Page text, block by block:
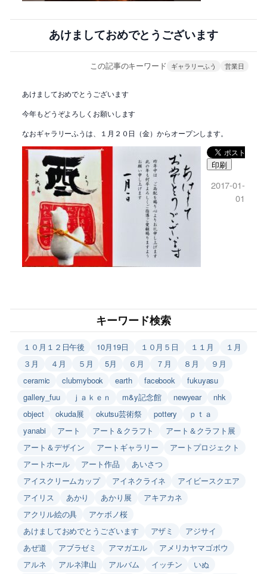
あけましておめでとうございます
この記事のキーワード ギャラリーふう 営業日
あけましておめでとうございます
今年もどうぞよろしくお願いします
なおギャラリーふうは、１月２０日（金）からオープンします。
印刷
2017-01-
01
キーワード検索
１０月１２日午後 10月19日 １０月５日 １１月
１月
３月
４月 ５月 5月 ６月 ７月 ８月
９月
ceramic
clubmybook earth facebook
fukuyasu
gallery_fuu
ｊａｋｅｎ m&y記念館 newyear
nhk
object
okuda展 okutsu芸術祭 pottery
ｐｔａ
yanabi
アート アート＆クラフト
アート＆クラフト展
アート＆デザイン
アートギャラリー
アートプロジェクト
アートホール
アート作品
あいさつ
アイスクリームカップ
アイネクライネ
アイビースクエア
アイリス
あかり あかり展
アキアカネ
アクリル絵の具
アケボノ桜
あけましておめでとうございます
アザミ
アジサイ
あぜ道
アブラゼミ アマガエル
アメリカヤマゴボウ
アルネ
アルネ津山 アルバム イッチン
いぬ